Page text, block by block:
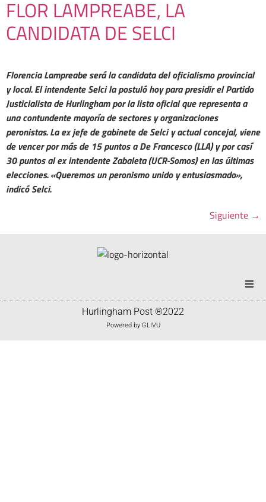
FLOR LAMPREABE, LA
CANDIDATA DE SELCI
Florencia Lampreabe será la candidata del oficialismo provincial
y local. El intendente Selci la postuló hoy para presidir el Partido
Justicialista de Hurlingham por la lista oficial que representa a
una contundente mayoría de sectores y organizaciones
peronistas. La ex jefe de gabinete de Selci y actual concejal, viene
de vencer por más de 15 puntos a De Francesco (LLA) y por casí
30 puntos al ex intendente Zabaleta (UCR-Somos) en las últimas
elecciones. «Queremos un peronismo unido y entusiasmado»,
indicó Selci.
Siguiente →
Hurlingham Post ®2022
Powered by GLIVU